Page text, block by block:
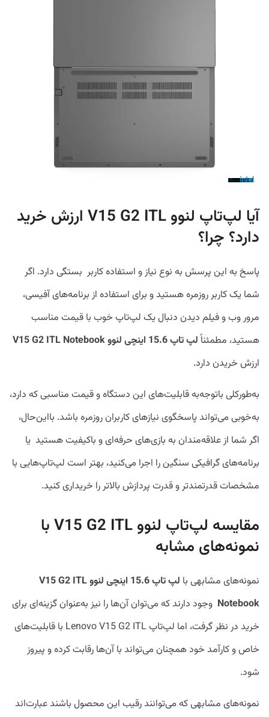
آیا لپ‌تاپ لنوو V15 G2 ITL ارزش خرید
دارد؟ چرا؟
پاسخ به این پرسش به نوع نیاز و استفاده کاربر بستگی دارد. اگر
شما یک کاربر روزمره هستید و برای استفاده از برنامه‌های آفیسی،
مرور وب و فیلم دیدن دنبال یک لپ‌تاپ خوب با قیمت مناسب
هستید، مطمئناًلپ ‌تاپ15.6 اینچی لنوو V15 G2 ITL Notebook
ارزش خریدن دارد.
به‌طورکلی باتوجه‌به قابلیت‌های این دستگاه و قیمت مناسبی که دارد،
به‌خوبی می‌تواند پاسخگوی نیازهای کاربران روزمره‌ باشد. بااین‌حال،
اگر شما از علاقه‌مندان به بازی‌های حرفه‌ای و باکیفیت هستید یا
برنامه‌های گرافیکی سنگین را اجرا می‌کنید، بهتر است لپ‌تاپ‌هایی با
مشخصات قدرتمندتر و قدرت پردازش بالاتر را خریداری کنید.
مقایسه لپ‌تاپ لنوو V15 G2 ITL با
نمونه‌های مشابه
نمونه‌های مشابهی با لپ ‌تاپ15.6 اینچی لنووV15 G2 ITL
Notebook وجود دارند که می‌توان آن‌ها را نیز به‌عنوان گزینه‌ای برای
خرید در نظر گرفت، اما لپ‌تاپ Lenovo V15 G2 ITL با قابلیت‌های
خاص و کارآمد خود همچنان می‌تواند با آن‌ها رقابت کرده و پیروز
شود.
نمونه‌های مشابهی که می‌توانند رقیب این محصول باشند عبارت‌اند